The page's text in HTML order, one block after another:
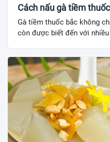
Cách nấu gà tiềm
Gà tiềm thuốc bắc không
còn được biết đến với